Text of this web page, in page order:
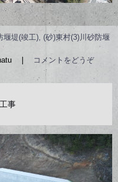
堰堤(竣工), (砂)東村(3)川砂防堰
コメントをどうぞ
事